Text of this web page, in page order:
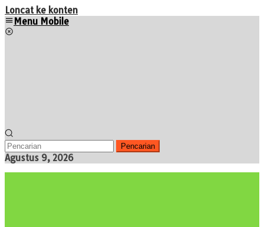
Loncat ke konten
Menu Mobile
Pencarian
Agustus 9, 2026